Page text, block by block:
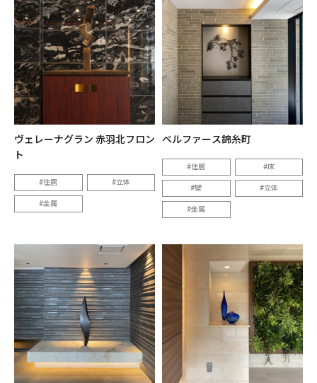
ヴェレーナグラン 赤羽北フロン
ト
住居 立体
金属
ベルファース錦糸町
住居 床
壁 立体
金属